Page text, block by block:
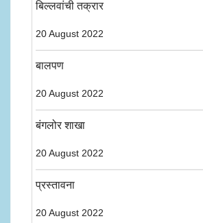
बिल्लवांची तक्रार
20 August 2022
बालपण
20 August 2022
बंगलोर शाखा
20 August 2022
प्रस्तावना
20 August 2022